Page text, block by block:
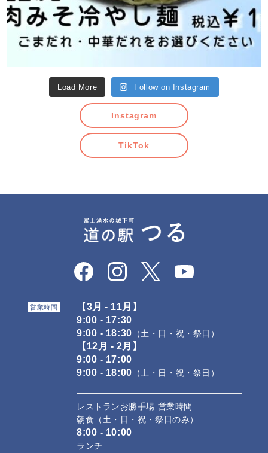
Load More Follow on Instagram
Instagram
TikTok
営業時間
【3月 - 11月】
9:00 - 17:30
9:00 - 18:30 （土・日・祝・祭日）
【12月 - 2月】
9:00 - 17:00
9:00 - 18:00 （土・日・祝・祭日）
レストランお勝手場 営業時間
朝食（土・日・祝・祭日のみ）
8:00 - 10:00
ランチ